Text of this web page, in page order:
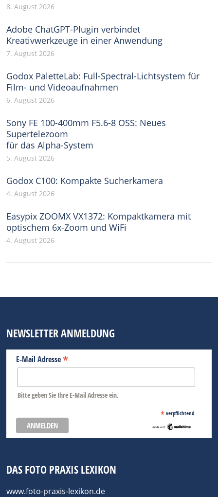
8. August 2026
Adobe ChatGPT-Plugin verbindet
Kreativwerkzeuge in einer Anwendung
7. August 2026
Godox PaletteLab: Full-Spectral-Lichtsystem für
Film- und Videoaufnahmen
6. August 2026
Sony FE 100-400mm F5.6-8 OSS: Neues
Supertelezoom
für das Alpha-System
5. August 2026
Godox C100: Kompakte Sucherkamera
4. August 2026
Easypix ZOOMX VX1372: Kompaktkamera mit
optischem 6x-Zoom und WiFi
4. August 2026
NEWSLETTER ANMELDUNG
E-Mail Adresse*
Bitte geben Sie Ihre E-Mail Adresse ein.
* verpflichtend
DAS FOTO PRAXIS LEXIKON
www.foto-praxis-lexikon.de